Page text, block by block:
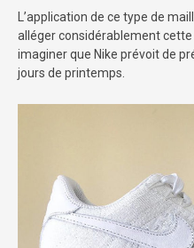
L’application de ce type de
alléger considérablement
imaginer que Nike prévoit de
jours de printemps.